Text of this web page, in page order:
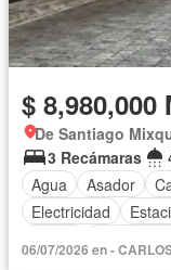
$ 8,980,000
De Santiago
3 Recámaras
Agua
Asador
Electricidad
06/07/2026 en -